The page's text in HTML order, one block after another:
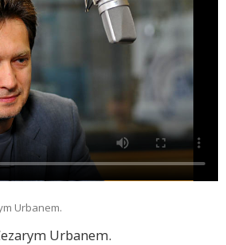
Urbanem.
Urbanem.